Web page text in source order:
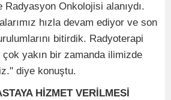
Radyasyon Onkolojisi alanıydı.
hızla devam ediyor ve son
bitirdik. Radyoterapi
çok yakın bir zamanda ilimizde
diye konuştu.
HİZMET VERİLMESİ